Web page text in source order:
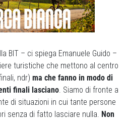
BIT – ci spiega Emanuele Guido –
turistiche che mettono al centro
ndr) ma che fanno in modo di
finali lasciano. Siamo di fronte a
di situazioni in cui tante persone
senza di fatto lasciare nulla. Non